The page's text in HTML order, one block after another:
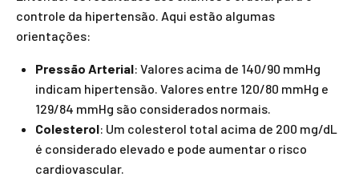
controle da hipertensão. Aqui estão algumas
orientações:
Pressão Arterial: Valores acima de 140/90 mmHg
indicam hipertensão. Valores entre 120/80 mmHg e
129/84 mmHg são considerados normais.
Colesterol: Um colesterol total acima de 200 mg/dL
é considerado elevado e pode aumentar o risco
cardiovascular.